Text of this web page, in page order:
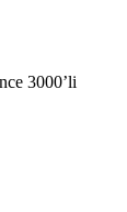
3000’li